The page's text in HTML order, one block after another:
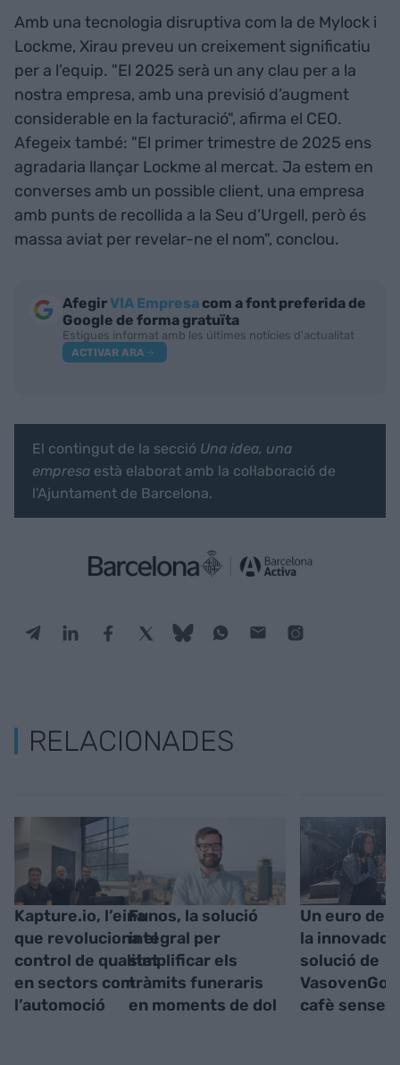
Amb una tecnologia disruptiva com la de Mylock i
Lockme, Xirau preveu un creixement significatiu
per a l’equip. "El 2025 serà un any clau per a la
nostra empresa, amb una previsió d’augment
considerable en la facturació", afirma el CEO.
Afegeix també: "El primer trimestre de 2025 ens
agradaria llançar Lockme al mercat. Ja estem en
converses amb un possible client, una empresa
amb punts de recollida a la Seu d’Urgell, però és
massa aviat per revelar-ne el nom", conclou.
AfegirVIA Empresa com a font preferida de
Google de forma gratuïta
Estigues informat amb les últimes notícies d'actualitat
ACTIVAR ARA
El contingut de la secció Una idea, una
empresa està elaborat amb la col·laboració de
l'Ajuntament de Barcelona.
RELACIONADES
Kapture.io, l’eina
que revoluciona el
control de qualitat
en sectors com
l’automoció
​​Funos, la solució
integral per
simplificar els
tràmits funeraris
en moments de dol
Un euro de
la
solució de
VasovenGo
cafè sense